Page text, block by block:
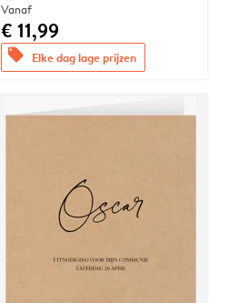
Vanaf
€ 11,99
offers Elke dag lage prijzen